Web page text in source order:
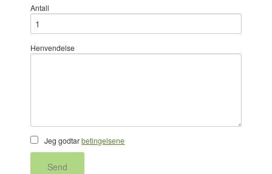
Antall
Henvendelse
Jeg godtarbetingelsene
Send